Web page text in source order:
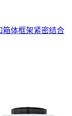
箱体框架紧密结合